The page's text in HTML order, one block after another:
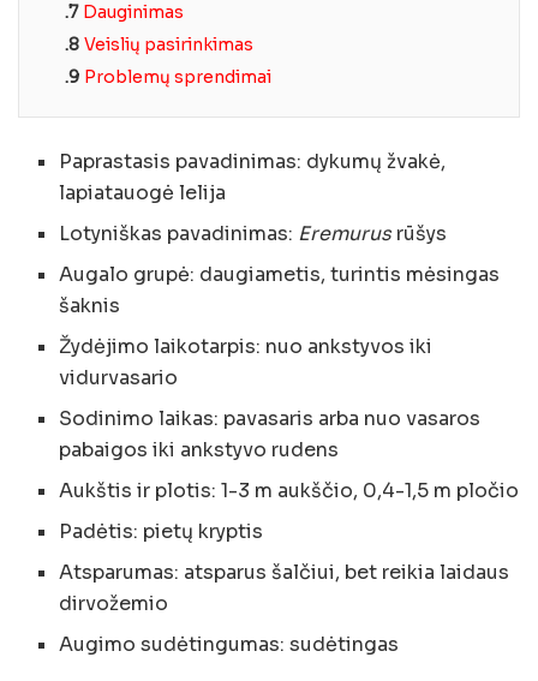
.7 Dauginimas
.8 Veislių pasirinkimas
.9 Problemų sprendimai
Paprastasis pavadinimas: dykumų žvakė,
lapiatauogė lelija
Lotyniškas pavadinimas: Eremurus rūšys
Augalo grupė: daugiametis, turintis mėsingas
šaknis
Žydėjimo laikotarpis: nuo ankstyvos iki
vidurvasario
Sodinimo laikas: pavasaris arba nuo vasaros
pabaigos iki ankstyvo rudens
Aukštis ir plotis: 1-3 m aukščio, 0,4-1,5 m pločio
Padėtis: pietų kryptis
Atsparumas: atsparus šalčiui, bet reikia laidaus
dirvožemio
Augimo sudėtingumas: sudėtingas